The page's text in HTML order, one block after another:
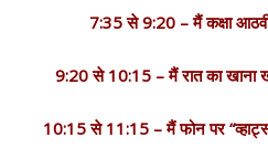
7:35 से 9:20 – मैं कक्षा
9:20 से 10:15 – मैं रात का खाना
10:15 से 11:15 – मैं फोन पर